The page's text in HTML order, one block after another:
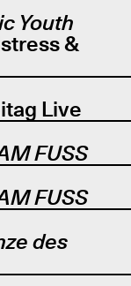
Youth
&
Live
FUSS
FUSS
des